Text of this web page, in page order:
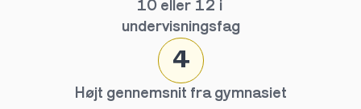
10 eller 12 i
undervisningsfag
4
Højt gennemsnit fra gymnasiet